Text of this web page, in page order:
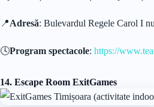
📍Adresă: Bulevardul Regele Carol I
🕓Program spectacole: https://
14. Escape Room ExitGames